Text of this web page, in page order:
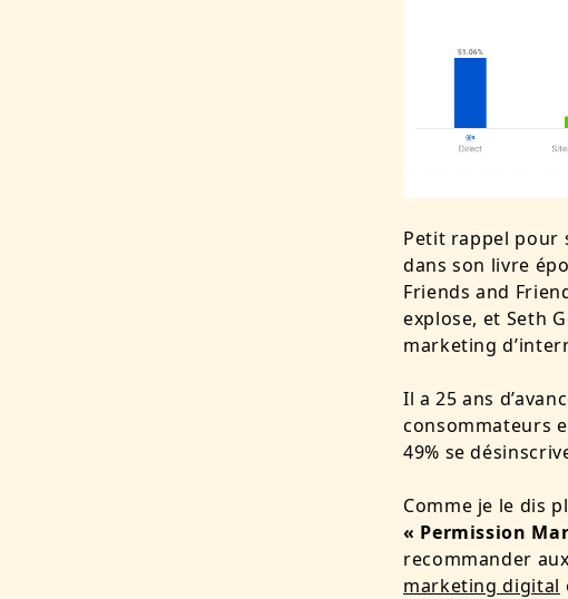
Petit rappel pour
dans son livre
Friends and
explose, et Seth
marketing
Il a 25 ans
consommateurs
49% se
Comme je le dis
« Permission
recommander
marketing digital